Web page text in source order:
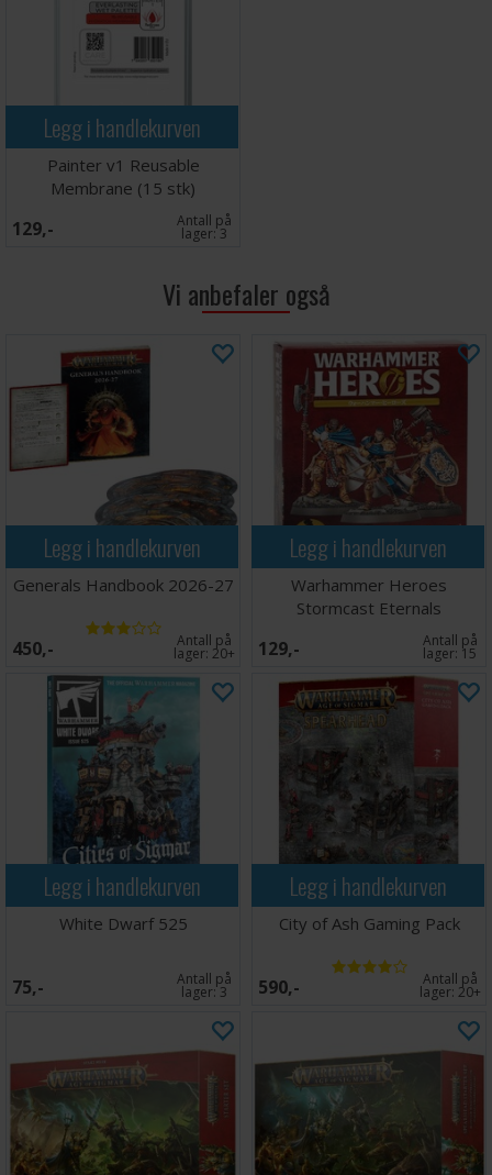
Legg i handlekurven
Painter v1 Reusable
Membrane (15 stk)
129,- Antall på
lager:3
Vi anbefaler også
Legg i handlekurven
Generals Handbook 2026-27
450,- Antall på
lager: 20+
Legg i handlekurven
Warhammer Heroes
Stormcast Eternals
129,- Antall på
lager: 15
Legg i handlekurven
White Dwarf 525
75,- Antall på
lager:3
Legg i handlekurven
City of Ash Gaming Pack
590,- Antall på
lager: 20+